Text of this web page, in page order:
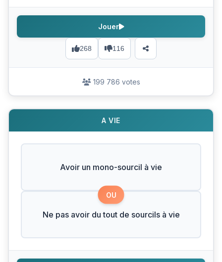
268 116
Jouer
199 786 votes
A VIE
Avoir un mono-sourcil à vie
OU
Ne pas avoir du tout de sourcils à vie